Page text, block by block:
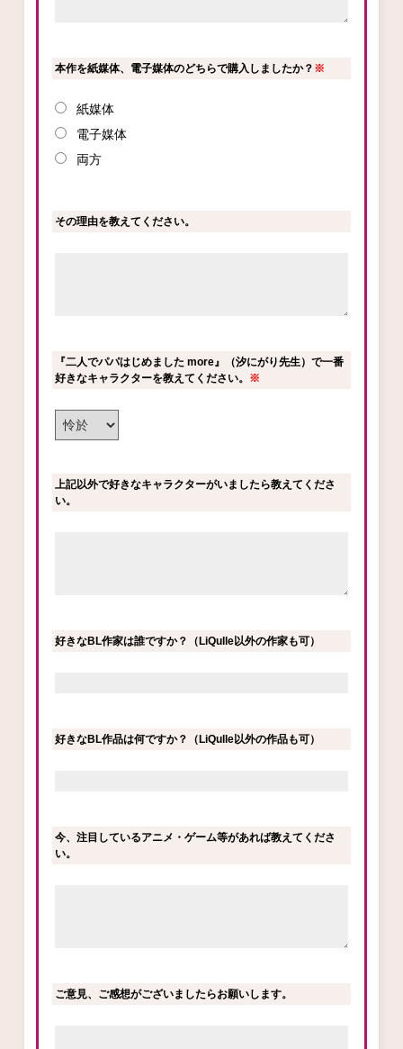
本作を紙媒体、電子媒体のどちらで購入しましたか？ ※
紙媒体
電子媒体
両方
その理由を教えてください。
『二人でパパはじめました more』（汐にがり先生）で一番
好きなキャラクターを教えてください。 ※
上記以外で好きなキャラクターがいましたら教えてくださ
い。
好きなBL作家は誰ですか？（LiQulle以外の作家も可）
好きなBL作品は何ですか？（LiQulle以外の作品も可）
今、注目しているアニメ・ゲーム等があれば教えてくださ
い。
ご意見、ご感想がございましたらお願いします。